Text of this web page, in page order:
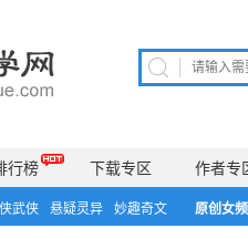
行榜 下载专区 作者专
武侠 悬疑灵异 妙趣奇文 原创女